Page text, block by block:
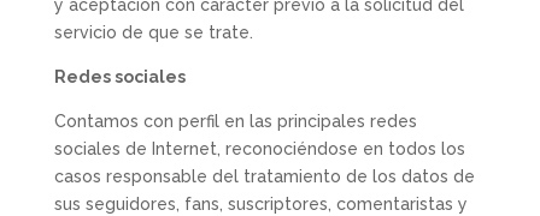
y aceptación con carácter previo a la solicitud del
servicio de que se trate.
Redes sociales
Contamos con perfil en las principales redes
sociales de Internet, reconociéndose en todos los
casos responsable del tratamiento de los datos de
sus seguidores, fans, suscriptores, comentaristas y